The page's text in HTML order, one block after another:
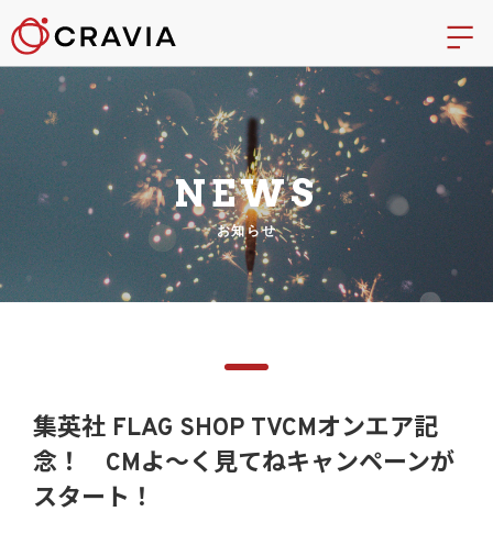
NEWS
お知らせ
集英社 FLAG SHOP TVCMオンエア記
念！ CMよ～く見てねキャンペーンが
スタート！